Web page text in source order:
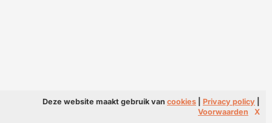
Deze website maakt gebruik van cookies Privacy policy
Voorwaarden
X